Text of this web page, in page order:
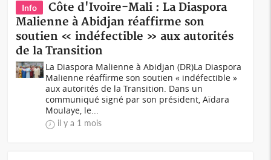
Info
Côte d'Ivoire-Mali : La Diaspora
Malienne à Abidjan réaffirme son
soutien « indéfectible » aux autorités
de la Transition
La Diaspora Malienne à Abidjan (DR)La Diaspora
Malienne réaffirme son soutien « indéfectible »
aux autorités de la Transition. Dans un
communiqué signé par son président, Aïdara
Moulaye, le...
il y a 1 mois